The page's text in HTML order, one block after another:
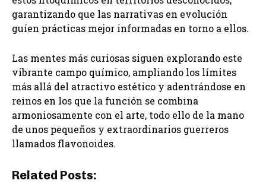
garantizando que las narrativas en evolución
guíen prácticas mejor informadas en torno a ellos.
Las mentes más curiosas siguen explorando este
vibrante campo químico, ampliando los límites
más allá del atractivo estético y adentrándose en
reinos en los que la función se combina
armoniosamente con el arte, todo ello de la mano
de unos pequeños y extraordinarios guerreros
llamados flavonoides.
Related Posts: